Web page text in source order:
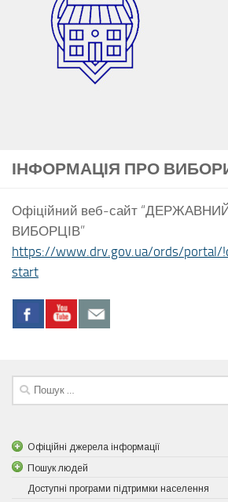
ІНФОРМАЦІЯ ПРО
Офіційний веб-сайт
ВИБОРЦІВ”
https://www.drv.gov.ua/ords/portal/
start
Пошук:
Офіційні джерела інформації
Пошук людей
Доступні програми підтримки населення